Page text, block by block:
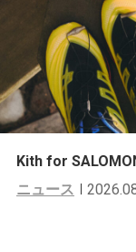
Kith for
ニュース